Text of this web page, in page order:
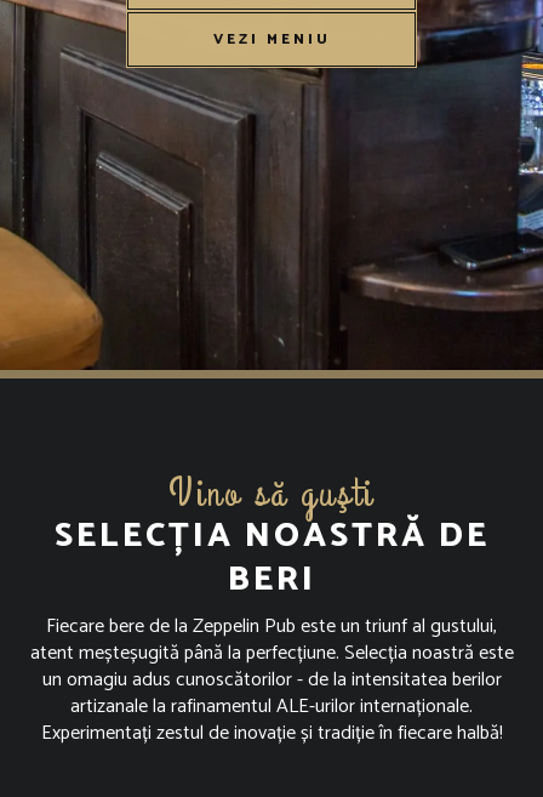
VEZI MENIU
Vino să guşti
SELECȚIA NOASTRĂ DE
BERI
Fiecare bere de la Zeppelin Pub este un triunf al gustului,
atent meșteșugită până la perfecțiune. Selecția noastră este
un omagiu adus cunoscătorilor - de la intensitatea berilor
artizanale la rafinamentul ALE-urilor internaționale.
Experimentați zestul de inovație și tradiție în fiecare halbă!